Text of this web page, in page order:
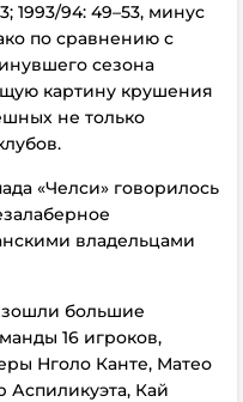
1993/94: 49–53, минус
по сравнению с
сезона
картину крушения
не только
«Челси» говорилось
владельцами
большие
16 игроков,
Нголо Канте, Матео
Аспиликуэта, Кай